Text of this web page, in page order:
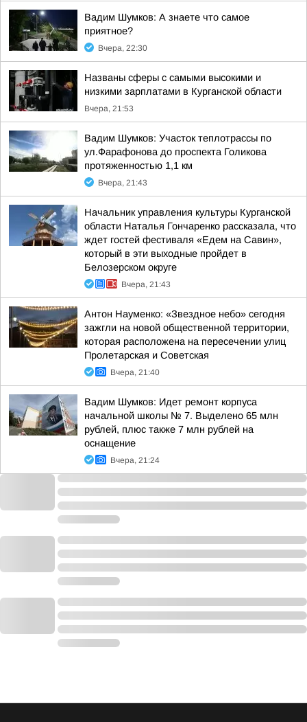
Вадим Шумков: А знаете что самое
приятное?
Вчера, 22:30
Названы сферы с самыми высокими и
низкими зарплатами в Курганской области
Вчера, 21:53
Вадим Шумков: Участок теплотрассы по
ул.Фарафонова до проспекта Голикова
протяженностью 1,1 км
Вчера, 21:43
Начальник управления культуры Курганской
области Наталья Гончаренко рассказала, что
ждет гостей фестиваля «Едем на Савин»,
который в эти выходные пройдет в
Белозерском округе
Вчера, 21:43
Антон Науменко: «Звездное небо» сегодня
зажгли на новой общественной территории,
которая расположена на пересечении улиц
Пролетарская и Советская
Вчера, 21:40
Вадим Шумков: Идет ремонт корпуса
начальной школы № 7. Выделено 65 млн
рублей, плюс также 7 млн рублей на
оснащение
Вчера, 21:24